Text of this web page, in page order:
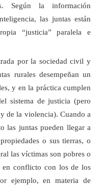
Según la información
las juntas están
“justicia” paralela e
por la sociedad civil y
rurales desempeñan un
y en la práctica cumplen
sistema de justicia (pero
de la violencia). Cuando a
las juntas pueden llegar a
o sus tierras, o
las víctimas son pobres o
en conflicto con los de los
ejemplo, en materia de